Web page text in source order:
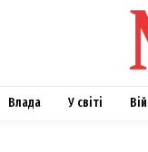
Влада У світі